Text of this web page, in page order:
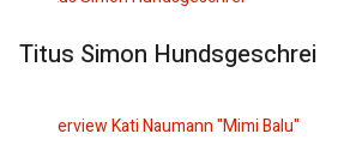
Titus Simon Hundsgeschrei